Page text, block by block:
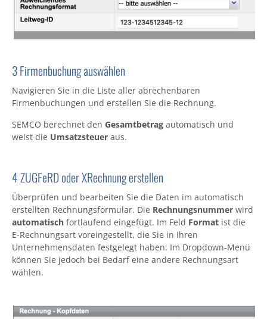
3 Firmenbuchung auswählen
Navigieren Sie in die Liste aller abrechenbaren
Firmenbuchungen und erstellen Sie die Rechnung.
SEMCO berechnet den Gesamtbetrag automatisch und
weist die Umsatzsteuer aus.
4 ZUGFeRD oder XRechnung erstellen
Überprüfen und bearbeiten Sie die Daten im automatisch
erstellten Rechnungsformular. Die Rechnungsnummer wird
automatisch fortlaufend eingefügt. Im Feld Format ist die
E-Rechnungsart voreingestellt, die Sie in Ihren
Unternehmensdaten festgelegt haben. Im Dropdown-Menü
können Sie jedoch bei Bedarf eine andere Rechnungsart
wählen.